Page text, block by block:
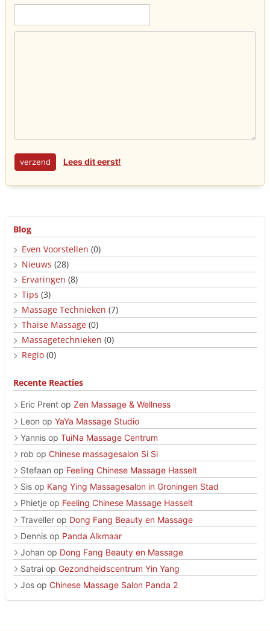
Lees dit eerst!
Blog
Even Voorstellen (0)
Nieuws (28)
Ervaringen (8)
Tips (3)
Massage Technieken (7)
Thaise Massage (0)
Massagetechnieken (0)
Regio (0)
Recente Reacties
Eric Prent op Zen Massage & Wellness
Leon op YaYa Massage Studio
Yannis op TuiNa Massage Centrum
rob op Chinese massagesalon Si Si
Stefaan op Feeling Chinese Massage Hasselt
Sis op Kang Ying Massagesalon in Groningen Stad
Phietje op Feeling Chinese Massage Hasselt
Traveller op Dong Fang Beauty en Massage
Dennis op Panda Alkmaar
Johan op Dong Fang Beauty en Massage
Satrai op Gezondheidscentrum Yin Yang
Jos op Chinese Massage Salon Panda 2